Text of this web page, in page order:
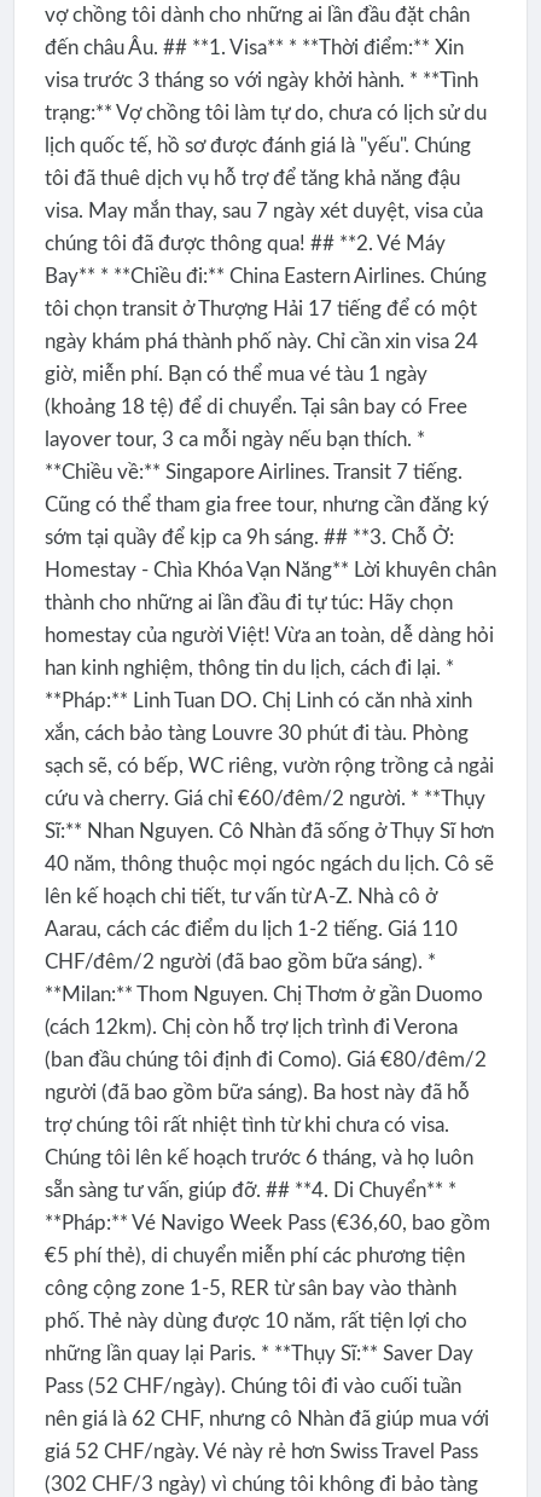
vợ chồng tôi dành cho những ai lần đầu đặt chân
đến châu Âu. ## **1. Visa** * **Thời điểm:** Xin
visa trước 3 tháng so với ngày khởi hành. * **Tình
trạng:** Vợ chồng tôi làm tự do, chưa có lịch sử du
lịch quốc tế, hồ sơ được đánh giá là "yếu". Chúng
tôi đã thuê dịch vụ hỗ trợ để tăng khả năng đậu
visa. May mắn thay, sau 7 ngày xét duyệt, visa của
chúng tôi đã được thông qua! ## **2. Vé Máy
Bay** * **Chiều đi:** China Eastern Airlines. Chúng
tôi chọn transit ở Thượng Hải 17 tiếng để có một
ngày khám phá thành phố này. Chỉ cần xin visa 24
giờ, miễn phí. Bạn có thể mua vé tàu 1 ngày
(khoảng 18 tệ) để di chuyển. Tại sân bay có Free
layover tour, 3 ca mỗi ngày nếu bạn thích. *
**Chiều về:** Singapore Airlines. Transit 7 tiếng.
Cũng có thể tham gia free tour, nhưng cần đăng ký
sớm tại quầy để kịp ca 9h sáng. ## **3. Chỗ Ở:
Homestay - Chìa Khóa Vạn Năng** Lời khuyên chân
thành cho những ai lần đầu đi tự túc: Hãy chọn
homestay của người Việt! Vừa an toàn, dễ dàng hỏi
han kinh nghiệm, thông tin du lịch, cách đi lại. *
**Pháp:** Linh Tuan DO. Chị Linh có căn nhà xinh
xắn, cách bảo tàng Louvre 30 phút đi tàu. Phòng
sạch sẽ, có bếp, WC riêng, vườn rộng trồng cả ngải
cứu và cherry. Giá chỉ €60/đêm/2 người. * **Thụy
Sĩ:** Nhan Nguyen. Cô Nhàn đã sống ở Thụy Sĩ hơn
40 năm, thông thuộc mọi ngóc ngách du lịch. Cô sẽ
lên kế hoạch chi tiết, tư vấn từ A-Z. Nhà cô ở
Aarau, cách các điểm du lịch 1-2 tiếng. Giá 110
CHF/đêm/2 người (đã bao gồm bữa sáng). *
**Milan:** Thom Nguyen. Chị Thơm ở gần Duomo
(cách 12km). Chị còn hỗ trợ lịch trình đi Verona
(ban đầu chúng tôi định đi Como). Giá €80/đêm/2
người (đã bao gồm bữa sáng). Ba host này đã hỗ
trợ chúng tôi rất nhiệt tình từ khi chưa có visa.
Chúng tôi lên kế hoạch trước 6 tháng, và họ luôn
sẵn sàng tư vấn, giúp đỡ. ## **4. Di Chuyển** *
**Pháp:** Vé Navigo Week Pass (€36,60, bao gồm
€5 phí thẻ), di chuyển miễn phí các phương tiện
công cộng zone 1-5, RER từ sân bay vào thành
phố. Thẻ này dùng được 10 năm, rất tiện lợi cho
những lần quay lại Paris. * **Thụy Sĩ:** Saver Day
Pass (52 CHF/ngày). Chúng tôi đi vào cuối tuần
nên giá là 62 CHF, nhưng cô Nhàn đã giúp mua với
giá 52 CHF/ngày. Vé này rẻ hơn Swiss Travel Pass
(302 CHF/3 ngày) vì chúng tôi không đi bảo tàng